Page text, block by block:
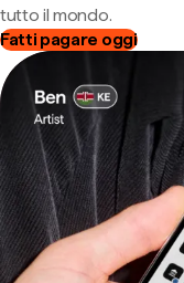
tutto il mondo.
Fatti pagare oggi